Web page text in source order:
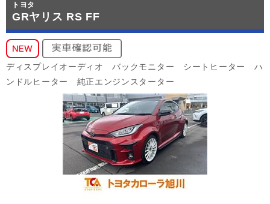
トヨタ
GRヤリス RS FF
ディスプレイオーディオ バックモニター シートヒーター ハ
ンドルヒーター 純正エンジンスターター